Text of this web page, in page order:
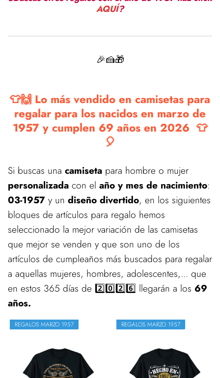
AQUÍ?
🎉🍰🎁
👕🙌 Lo más vendido en camisetas para
regalar para los nacidos en marzo de
1957 y cumplen 69 años en 2026 👕
🎈
Si buscas una camiseta para hombre o mujer
personalizada con el año y mes de nacimiento:
03-1957 y un diseño divertido, en los siguientes
bloques de artículos para regalo hemos
seleccionado la mejor variación de las camisetas
que mejor se venden y que son uno de los
artículos de cumpleaños más buscados para regalar
a aquellas mujeres, hombres, adolescentes,... que
en estos 365 días de 2️⃣0️⃣2️⃣6️⃣ llegarán a los 69
años.
REGALOS MARZO 1957 REGALOS MARZO 1957